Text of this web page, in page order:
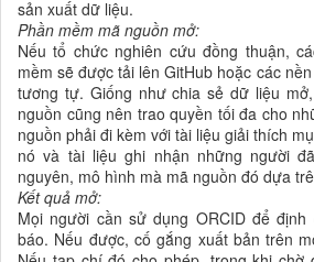
sản xuất dữ liệu.
Phần mềm mã nguồn mở:
Nếu tổ chức nghiên cứu đồng thuận,
mềm sẽ được tải lên GitHub hoặc các
tương tự. Giống như chia sẻ dữ liệu
nguồn cũng nên trao quyền tối đa cho
nguồn phải đi kèm với tài liệu giải thích
nó và tài liệu ghi nhận những người
nguyên, mô hình mà mã nguồn đó dựa
Kết quả mở:
Mọi người cần sử dụng ORCID để
báo. Nếu được, cố gắng xuất bản trên